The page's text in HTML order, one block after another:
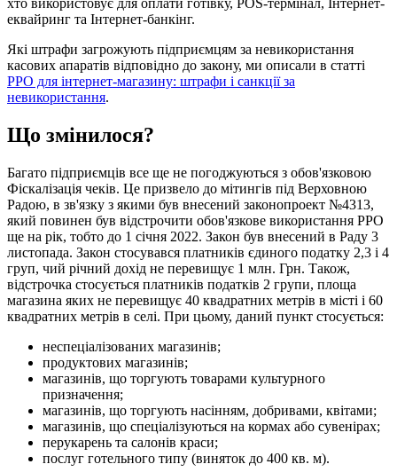
еквайринг та Інтернет-банкінг.
Які штрафи загрожують підприємцям за невикористання
касових апаратів відповідно до закону, ми описали в статті
РРО для інтернет-магазину: штрафи і санкції за
невикористання.
Що змінилося?
Багато підприємців все ще не погоджуються з обов'язковою
Фіскалізація чеків. Це призвело до мітингів під Верховною
Радою, в зв'язку з якими був внесений законопроект №4313,
який повинен був відстрочити обов'язкове використання РРО
ще на рік, тобто до 1 січня 2022. Закон був внесений в Раду 3
листопада. Закон стосувався платників єдиного податку 2,3 і 4
груп, чий річний дохід не перевищує 1 млн. Грн. Також,
відстрочка стосується платників податків 2 групи, площа
магазина яких не перевищує 40 квадратних метрів в місті і 60
квадратних метрів в селі. При цьому, даний пункт стосується:
неспеціалізованих магазинів;
продуктових магазинів;
магазинів, що торгують товарами культурного
призначення;
магазинів, що торгують насінням, добривами, квітами;
магазинів, що спеціалізуються на кормах або сувенірах;
перукарень та салонів краси;
послуг готельного типу (виняток до 400 кв. м).